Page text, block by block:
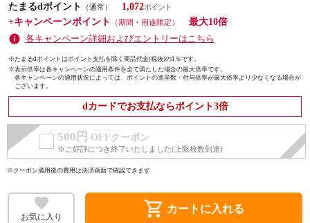
たまるdポイント
（通常）
1,072
+キャンペーンポイント
（期間・用途限定）
最大10倍
各キャンペーン詳細およびエントリーはこちら
※たまるdポイントはポイント支払を除く商品代金(税抜)の1％です。
※表示倍率は各キャンペーンの適用条件を全て満たした場合の最大倍率です。
各キャンペーンの適用状況によっては、ポイントの進呈数・付与倍率が最大倍率より少なくなる場合が
ございます。
dカードでお支払ならポイント3倍
500円 OFFクーポン
※ご好評につき終了いたしました(上限枚数到達)
※クーポン適用後の費用は決済画面で確認できます
お気に入り shopping_cart カートに入れる